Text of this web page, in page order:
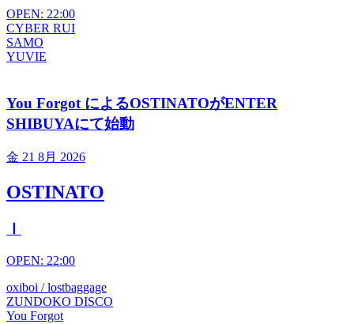
OPEN: 22:00
CYBER RUI
SAMO
YUVIE
You Forgot によるOSTINATOがENTER
SHIBUYAにて始動
金 21 8月 2026
OSTINATO
Ⅰ
OPEN: 22:00
oxiboi / lostbaggage
ZUNDOKO DISCO
You Forgot